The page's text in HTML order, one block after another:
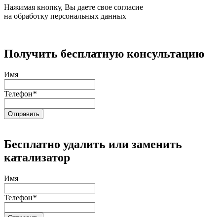
Нажимая кнопку, Вы даете свое согласие
на обработку персональных данных
Получить бесплатную консультацию
Имя
Телефон*
Бесплатно удалить или заменить
катализатор
Имя
Телефон*